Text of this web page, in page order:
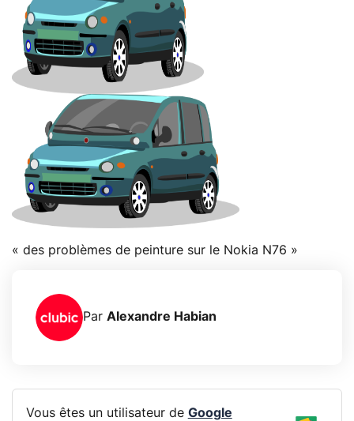
« des problèmes de peinture sur le Nokia N76 »
Par Alexandre Habian
Vous êtes un utilisateur de Google